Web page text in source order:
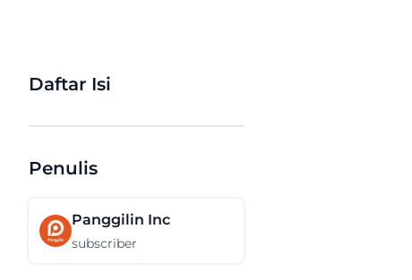
Daftar Isi
Penulis
Panggilin Inc
subscriber